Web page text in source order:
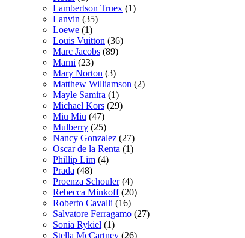
Lambertson Truex (1)
Lanvin (35)
Loewe (1)
Louis Vuitton (36)
Marc Jacobs (89)
Marni (23)
Mary Norton (3)
Matthew Williamson (2)
Mayle Samira (1)
Michael Kors (29)
Miu Miu (47)
Mulberry (25)
Nancy Gonzalez (27)
Oscar de la Renta (1)
Phillip Lim (4)
Prada (48)
Proenza Schouler(4)
Rebecca Minkoff(20)
Roberto Cavalli (16)
Salvatore Ferragamo (27)
Sonia Rykiel (1)
Stella McCartney (26)